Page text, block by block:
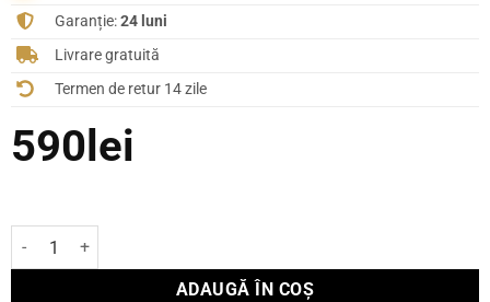
Garanție:24 luni
Livrare gratuită
Termen de retur 14 zile
590 lei
Cantitate True Wireless Headphones PerL
ADAUGĂ ÎN COȘ